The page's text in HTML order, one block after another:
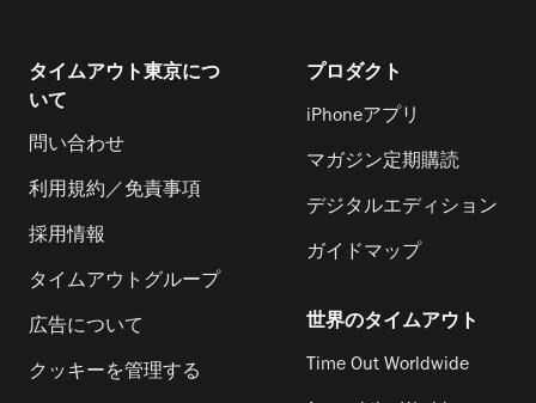
タイムアウト東京につ
いて
問い合わせ
利用規約／免責事項
採用情報
タイムアウトグループ
広告について
クッキーを管理する
プロダクト
iPhoneアプリ
マガジン定期購読
デジタルエディション
ガイドマップ
世界のタイムアウト
Time Out Worldwide